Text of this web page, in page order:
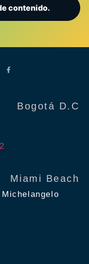
contenido.
Bogotá D.C
Miami Beach